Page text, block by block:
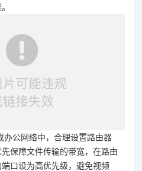
办公网络中，合理设置路由器
保障文件传输的带宽，在路由
口设为高优先级，避免视频